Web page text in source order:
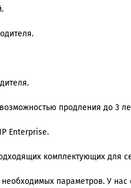
продления до 3
Enterprise.
комплектующих для
параметров. У нас